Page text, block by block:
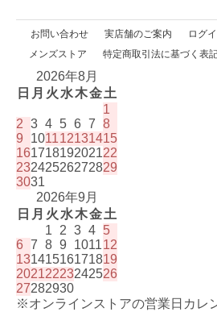
お問い合わせ 実店舗のご案内 ログ
メンズストア
特定商取引法に基づく表
2026年8月
日 月 火 水木金土
1
2 3 4 5 6 7 8
9
101112131415
16171819202122
23242526272829
3031
2026年9月
日 月 火 水木金土
1
2 3 4 5
6 7 8 9 101112
13141516171819
20212223242526
27282930
※オンラインストアの営業日カレ